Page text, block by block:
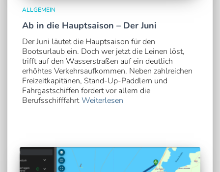
ALLGEMEIN
Ab in die Hauptsaison – Der Juni
Der Juni läutet die Hauptsaison für den
Bootsurlaub ein. Doch wer jetzt die Leinen löst,
trifft auf den Wasserstraßen auf ein deutlich
erhöhtes Verkehrsaufkommen. Neben zahlreichen
Freizeitkapitänen, Stand-Up-Paddlern und
Fahrgastschiffen fordert vor allem die
Berufsschifffahrt Weiterlesen